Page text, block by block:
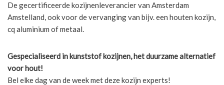
De gecertificeerde kozijnenleverancier van Amsterdam
Amstelland, ook voor de vervanging van bijv. een houten kozijn,
cq aluminium of metaal.
Gespecialiseerd in kunststof kozijnen, het duurzame alternatief
voor hout!
Bel elke dag van de week met deze kozijn experts!